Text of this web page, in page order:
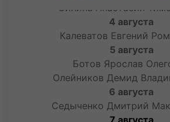
Силина Анастасия
4 августа
Калеватов Евгений
5 августа
Ботов Ярослав
Олейников Демид
6 августа
Седыченко Дмитрий
7 августа